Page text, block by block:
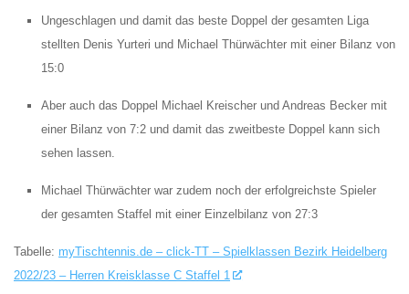
Ungeschlagen und damit das beste Doppel der gesamten Liga
stellten Denis Yurteri und Michael Thürwächter mit einer Bilanz von
15:0
Aber auch das Doppel Michael Kreischer und Andreas Becker mit
einer Bilanz von 7:2 und damit das zweitbeste Doppel kann sich
sehen lassen.
Michael Thürwächter war zudem noch der erfolgreichste Spieler
der gesamten Staffel mit einer Einzelbilanz von 27:3
Tabelle: myTischtennis.de – click-TT – Spielklassen Bezirk Heidelberg
2022/23 – Herren Kreisklasse C Staffel 1